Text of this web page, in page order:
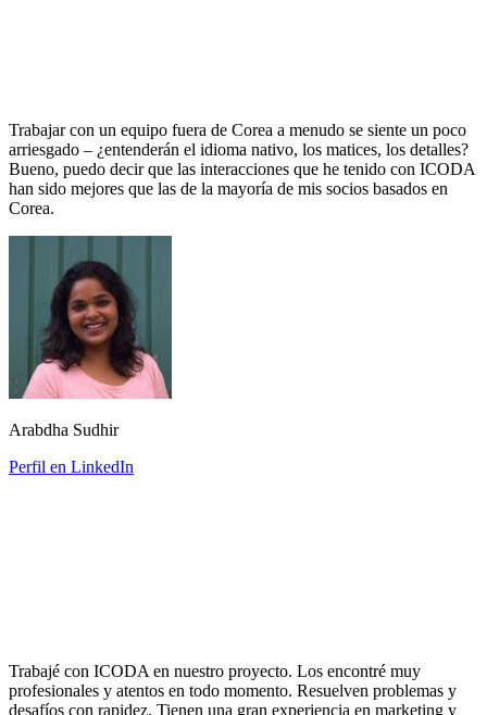
Trabajar con un equipo fuera de Corea a menudo se siente un poco
arriesgado – ¿entenderán el idioma nativo, los matices, los detalles?
Bueno, puedo decir que las interacciones que he tenido con ICODA
han sido mejores que las de la mayoría de mis socios basados en
Corea.
Arabdha Sudhir
Perfil en LinkedIn
Trabajé con ICODA en nuestro proyecto. Los encontré muy
profesionales y atentos en todo momento. Resuelven problemas y
desafíos con rapidez. Tienen una gran experiencia en marketing y